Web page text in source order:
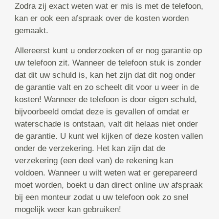
Zodra zij exact weten wat er mis is met de telefoon,
kan er ook een afspraak over de kosten worden
gemaakt.
Allereerst kunt u onderzoeken of er nog garantie op
uw telefoon zit. Wanneer de telefoon stuk is zonder
dat dit uw schuld is, kan het zijn dat dit nog onder
de garantie valt en zo scheelt dit voor u weer in de
kosten! Wanneer de telefoon is door eigen schuld,
bijvoorbeeld omdat deze is gevallen of omdat er
waterschade is ontstaan, valt dit helaas niet onder
de garantie. U kunt wel kijken of deze kosten vallen
onder de verzekering. Het kan zijn dat de
verzekering (een deel van) de rekening kan
voldoen. Wanneer u wilt weten wat er gerepareerd
moet worden, boekt u dan direct online uw afspraak
bij een monteur zodat u uw telefoon ook zo snel
mogelijk weer kan gebruiken!